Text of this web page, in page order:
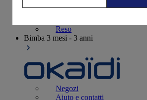
Reso
Bimba 3 mesi - 3 anni
Negozi
Aiuto e contatti